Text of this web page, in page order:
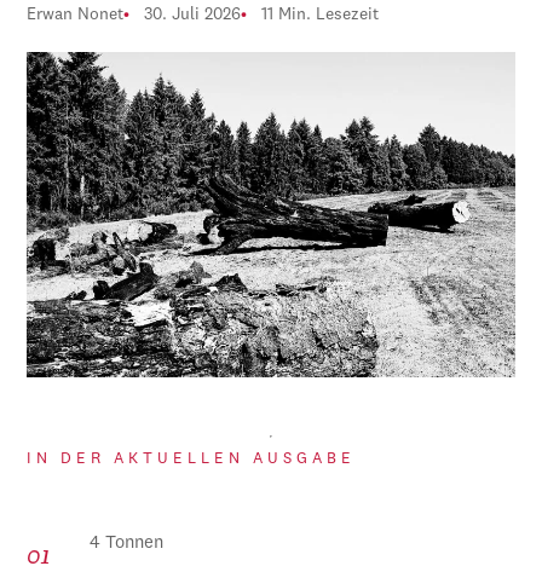
Erwan Nonet 30. Juli 2026 11 Min. Lesezeit
IN DER AKTUELLEN AUSGABE
4 Tonnen